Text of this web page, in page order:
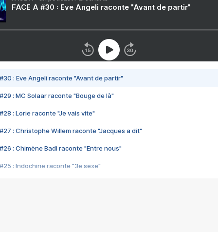
FACE A #30 : Eve Angeli raconte "Avant de partir"
#30 : Eve Angeli raconte "Avant de partir"
#29 : MC Solaar raconte "Bouge de là"
#28 : Lorie raconte "Je vais vite"
#27 : Christophe Willem raconte "Jacques a dit"
#26 : Chimène Badi raconte "Entre nous"
#25 : Indochine raconte "3e sexe"